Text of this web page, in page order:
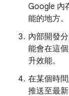
Google 內
能的地方。
內部開發
能會在這
升效能。
在某個時
推送至最